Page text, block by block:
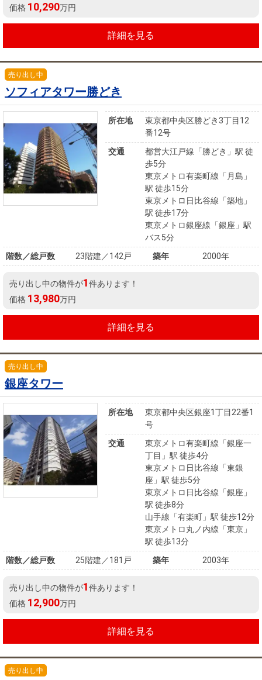
価格 10,290万円
詳細を見る
ソフィアタワー勝どき
売り出し中
所在地
東京都中央区勝どき3丁目12
番12号
交通
都営大江戸線「勝どき」駅 徒
歩5分
東京メトロ有楽町線「月島」
駅 徒歩15分
東京メトロ日比谷線「築地」
駅 徒歩17分
東京メトロ銀座線「銀座」駅
バス5分
階数／総戸数
23階建／142戸 築年 2000年
売り出し中の物件が1件あります！
価格 13,980万円
詳細を見る
銀座タワー
売り出し中
所在地
東京都中央区銀座1丁目22番1
号
交通
東京メトロ有楽町線「銀座一
丁目」駅 徒歩4分
東京メトロ日比谷線「東銀
座」駅 徒歩5分
東京メトロ日比谷線「銀座」
駅 徒歩8分
山手線「有楽町」駅 徒歩12分
東京メトロ丸ノ内線「東京」
駅 徒歩13分
階数／総戸数
25階建／181戸 築年 2003年
売り出し中の物件が1件あります！
価格 12,900万円
詳細を見る
売り出し中